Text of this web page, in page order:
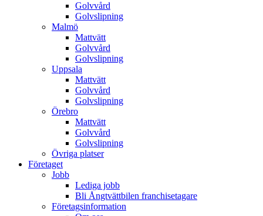
Golvvård
Golvslipning
Malmö
Mattvätt
Golvvård
Golvslipning
Uppsala
Mattvätt
Golvvård
Golvslipning
Örebro
Mattvätt
Golvvård
Golvslipning
Övriga platser
Företaget
Jobb
Lediga jobb
Bli Ångtvättbilen franchisetagare
Företagsinformation